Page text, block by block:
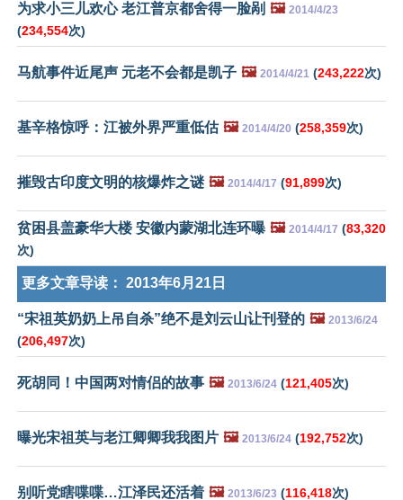
为求小三儿欢心 老江普京都舍得一脸剐 🖼️ 2014/4/23
(234,554次)
马航事件近尾声 元老不会都是凯子 🖼️ 2014/4/21 (243,222次)
基辛格惊呼：江被外界严重低估 🖼️ 2014/4/20 (258,359次)
摧毁古印度文明的核爆炸之谜 🖼️ 2014/4/17 (91,899次)
贫困县盖豪华大楼 安徽内蒙湖北连环曝 🖼️ 2014/4/17 (83,320
次)
更多文章导读： 2013年6月21日
“宋祖英奶奶上吊自杀”绝不是刘云山让刊登的 🖼️ 2013/6/24
(206,497次)
死胡同！中国两对情侣的故事 🖼️ 2013/6/24 (121,405次)
曝光宋祖英与老江卿卿我我图片 🖼️ 2013/6/24 (192,752次)
别听党瞎喋喋…江泽民还活着 🖼️ 2013/6/23 (116,418次)